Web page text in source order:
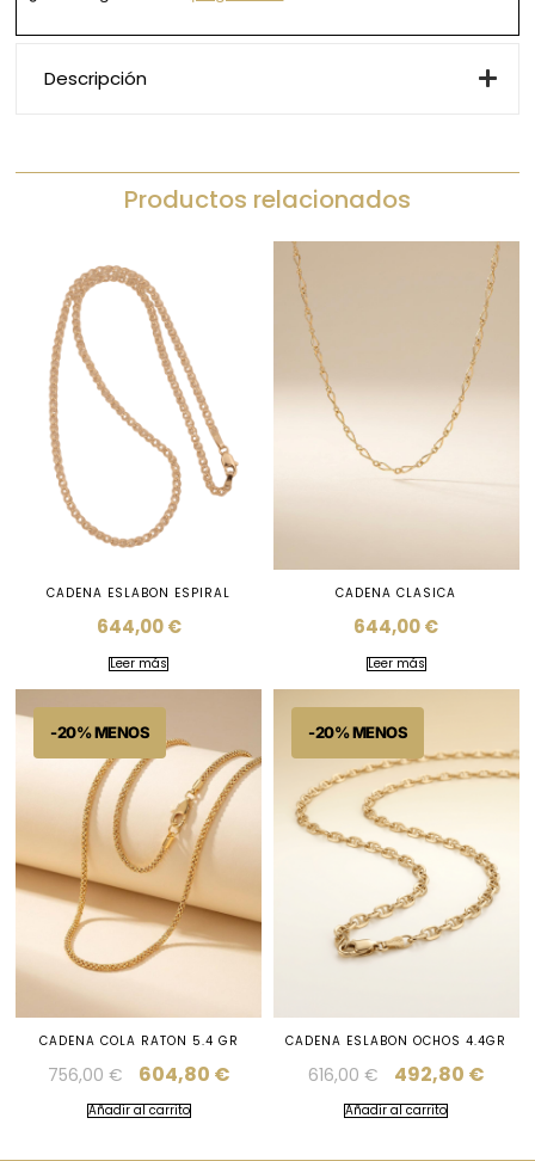
Descripción
Productos relacionados
CADENA ESLABON ESPIRAL
644,00€
Leer más
CADENA CLASICA
644,00€
Leer más
CADENA COLA RATON 5.4 GR
756,00 € 604,80 €
Añadir al carrito
CADENA ESLABON OCHOS 4.4GR
616,00 € 492,80 €
Añadir al carrito